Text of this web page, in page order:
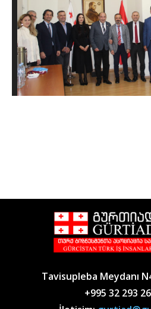
Tavisupleba Meydanı
+995 32 293